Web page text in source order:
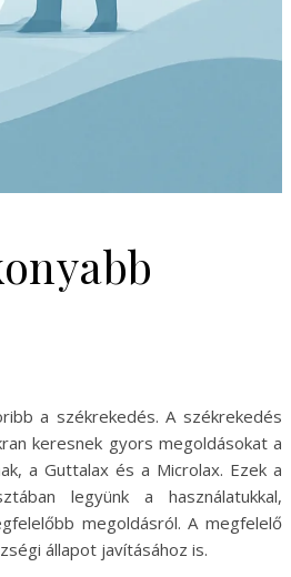
a székrekedés. A székrekedés
keresnek gyors megoldásokat a
a Guttalax és a Microlax. Ezek a
legyünk a használatukkal,
megoldásról. A megfelelő
állapot javításához is.